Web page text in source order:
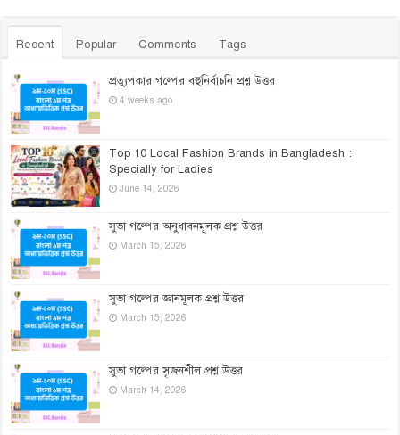
Recent Popular Comments Tags
প্রত্যুপকার গল্পের বহুনির্বাচনি প্রশ্ন উত্তর
4 weeks ago
Top 10 Local Fashion Brands in Bangladesh :
Specially for Ladies
June 14, 2026
সুভা গল্পের অনুধাবনমূলক প্রশ্ন উত্তর
March 15, 2026
সুভা গল্পের জ্ঞানমূলক প্রশ্ন উত্তর
March 15, 2026
সুভা গল্পের সৃজনশীল প্রশ্ন উত্তর
March 14, 2026